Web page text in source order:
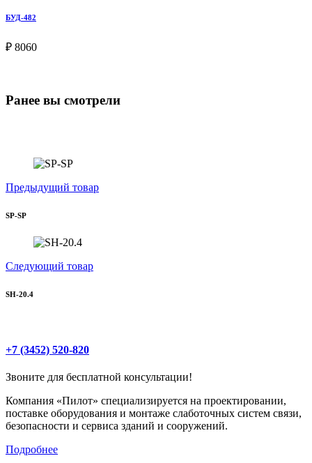
БУД-482
₽ 8060
Ранее вы смотрели
Предыдущий товар
SP-SP
Следующий товар
SH-20.4
+7 (3452) 520-820
Звоните для бесплатной консультации!
Компания «Пилот» специализируется на проектировании,
поставке оборудования и монтаже слаботочных систем связи,
безопасности и сервиса зданий и сооружений.
Подробнее